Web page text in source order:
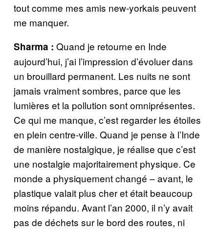
tout comme mes amis new-yorkais peuvent
me manquer.
Sharma : Quand je retourne en Inde
aujourd’hui, j’ai l’impression d’évoluer dans
un brouillard permanent. Les nuits ne sont
jamais vraiment sombres, parce que les
lumières et la pollution sont omniprésentes.
Ce qui me manque, c’est regarder les étoiles
en plein centre-ville. Quand je pense à l’Inde
de manière nostalgique, je réalise que c’est
une nostalgie majoritairement physique. Ce
monde a physiquement changé – avant, le
plastique valait plus cher et était beaucoup
moins répandu. Avant l’an 2000, il n’y avait
pas de déchets sur le bord des routes, ni